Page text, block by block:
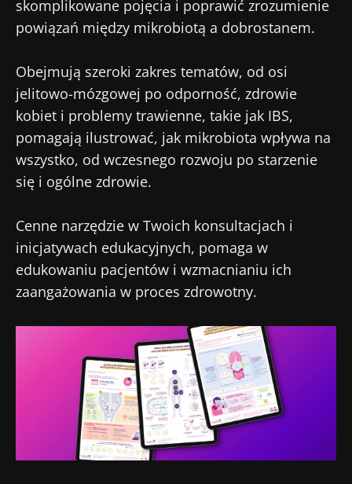
skomplikowane pojęcia i poprawić zrozumienie
powiązań między mikrobiotą a dobrostanem.
Obejmują szeroki zakres tematów, od osi
jelitowo-mózgowej po odporność, zdrowie
kobiet i problemy trawienne, takie jak IBS,
pomagają ilustrować, jak mikrobiota wpływa na
wszystko, od wczesnego rozwoju po starzenie
się i ogólne zdrowie.
Cenne narzędzie w Twoich konsultacjach i
inicjatywach edukacyjnych, pomaga w
edukowaniu pacjentów i wzmacnianiu ich
zaangażowania w proces zdrowotny.